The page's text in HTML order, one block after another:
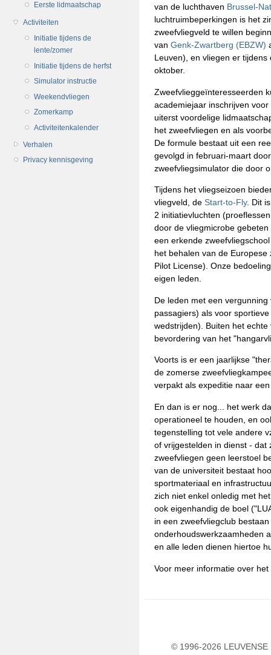
Eerste lidmaatschap
Activiteiten
Initiatie tijdens de
lente/zomer
Initiatie tijdens de herfst
Simulator instructie
Weekendvliegen
Zomerkamp
Activiteitenkalender
Verhalen
Privacy kennisgeving
van de luchthaven Brussel-
luchtruimbeperkingen is het
zweefvliegveld te willen
van Genk-Zwartberg (EBZW)
Leuven), en vliegen er
oktober.
Zweefvlieggeïnteresseerden
academiejaar inschrijven
uiterst voordelige
het zweefvliegen en als
De formule bestaat uit een
gevolgd in februari-maart
zweefvliegsimulator die door
Tijdens het vliegseizoen
vliegveld, de Start-to-Fly. Dit
2 initiatievluchten
door de vliegmicrobe
een erkende
het behalen van de
Pilot License). Onze
eigen leden.
De leden met een
passagiers) als voor
wedstrijden). Buiten het
bevordering van het
Voorts is er een jaarlijkse
de zomerse
verpakt als expeditie naar
En dan is er nog... het werk
operationeel te houden, en
tegenstelling tot vele andere
of vrijgestelden in dienst - dat
zweefvliegen geen leerstoel
van de universiteit bestaat
sportmateriaal en
zich niet enkel onledig met
ook eigenhandig de boel
in een zweefvliegclub
onderhoudswerkzaamheden
en alle leden dienen hiertoe
Voor meer informatie over
© 1996-2026